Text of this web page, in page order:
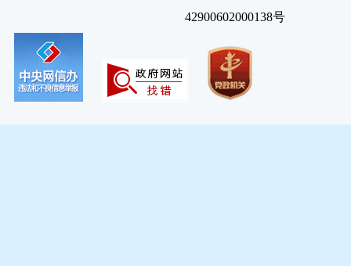
42900602000138号